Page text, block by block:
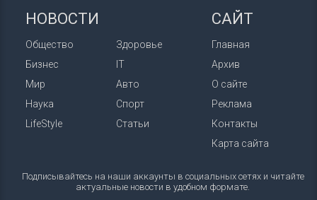
НОВОСТИ
Общество
Бизнес
Мир
Наука
LifeStyle
Здоровье
IT
Авто
Спорт
Статьи
САЙТ
Главная
Архив
О сайте
Реклама
Контакты
Карта сайта
Подписывайтесь на наши аккаунты в социальных сетях и читайте
актуальные новости в удобном формате.